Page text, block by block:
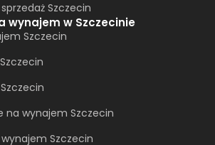
Szczecin
wynajem w Szczecinie
Szczecin
na wynajem Szczecin
Szczecin